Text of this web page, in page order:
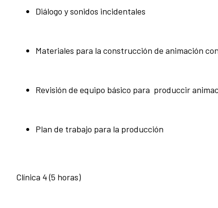
Diálogo y sonidos incidentales
Materiales para la construcción de animación
Revisión de equipo básico para produccir
Plan de trabajo para la producción
Clínica 4 (5 horas)